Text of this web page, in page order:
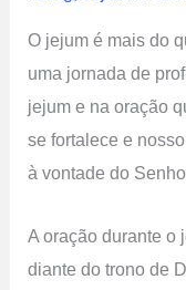
O jejum é mais do
uma jornada de
jejum e na oração
se fortalece e
à vontade do
A oração durante o
diante do trono de